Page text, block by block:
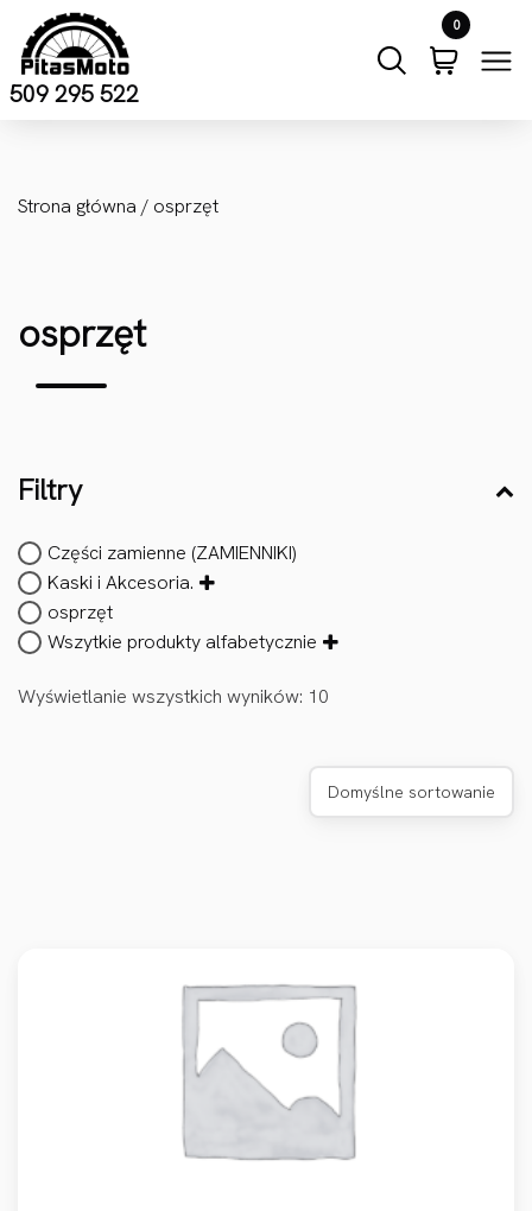
Przejdź do treści
509 295 522
0
Strona główna / osprzęt
osprzęt
Filtry
Części zamienne (ZAMIENNIKI)
Kaski i Akcesoria.
osprzęt
Wszytkie produkty alfabetycznie
Wyświetlanie wszystkich wyników: 10
Domyślne sortowanie